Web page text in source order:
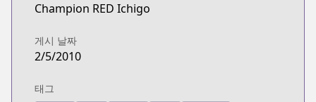
Champion RED Ichigo
게시 날짜
2/5/2010
태그